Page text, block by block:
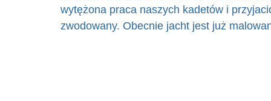
wytężona praca naszych kadetów i
zwodowany. Obecnie jacht jest już